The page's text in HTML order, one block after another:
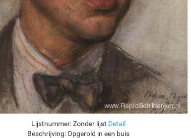
Lijstnummer: Zonder lijst Detail
Beschrijving: Opgerold in een buis